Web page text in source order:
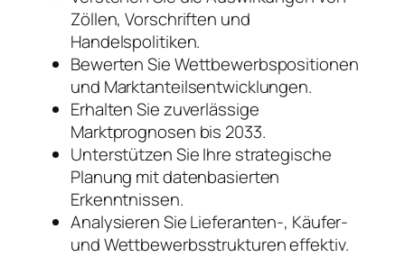
Zöllen, Vorschriften und
Handelspolitiken.
Bewerten Sie Wettbewerbspositionen
und Marktanteilsentwicklungen.
Erhalten Sie zuverlässige
Marktprognosen bis 2033.
Unterstützen Sie Ihre strategische
Planung mit datenbasierten
Erkenntnissen.
Analysieren Sie Lieferanten-, Käufer-
und Wettbewerbsstrukturen effektiv.